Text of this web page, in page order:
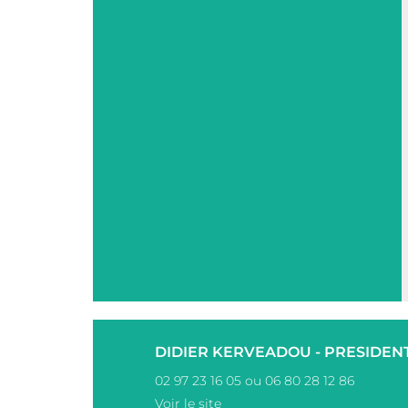
DIDIER KERVEADOU -
02 97 23 16 05 ou 06 80 28 12 86
Voir le site